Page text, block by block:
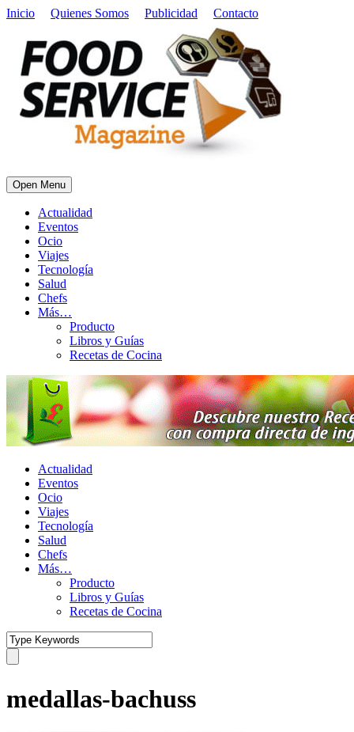
Inicio Quienes Somos Publicidad Contacto
Open Menu
Actualidad
Eventos
Ocio
Viajes
Tecnología
Salud
Chefs
Más…
Producto
Libros y Guías
Recetas de Cocina
Actualidad
Eventos
Ocio
Viajes
Tecnología
Salud
Chefs
Más…
Producto
Libros y Guías
Recetas de Cocina
medallas-bachuss